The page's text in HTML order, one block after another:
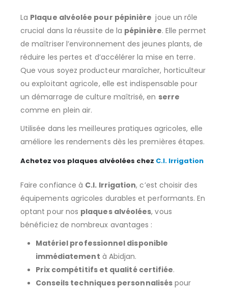
La Plaque alvéolée pour pépinière joue un rôle
crucial dans la réussite de la pépinière. Elle permet
de maîtriser l’environnement des jeunes plants, de
réduire les pertes et d’accélérer la mise en terre.
Que vous soyez producteur maraîcher, horticulteur
ou exploitant agricole, elle est indispensable pour
un démarrage de culture maîtrisé, en serre
comme en plein air.
Utilisée dans les meilleures pratiques agricoles, elle
améliore les rendements dès les premières étapes.
Achetez vos plaques alvéolées chez C.I. Irrigation
Faire confiance à C.I. Irrigation, c’est choisir des
équipements agricoles durables et performants. En
optant pour nos plaques alvéolées, vous
bénéficiez de nombreux avantages :
Matériel professionnel disponible
immédiatement à Abidjan.
Prix compétitifs et qualité certifiée.
Conseils techniques personnalisés pour